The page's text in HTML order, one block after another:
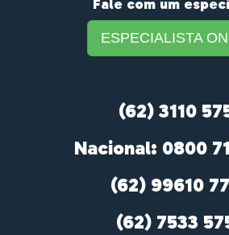
Fale com um
ESPECIALISTA
(62) 3110
Nacional: 0800
(62) 99610
(62) 7533